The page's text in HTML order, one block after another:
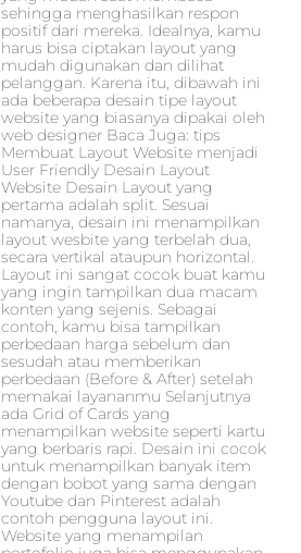
sehingga menghasilkan respon
positif dari mereka. Idealnya, kamu
harus bisa ciptakan layout yang
mudah digunakan dan dilihat
pelanggan. Karena itu, dibawah ini
ada beberapa desain tipe layout
website yang biasanya dipakai oleh
web designer Baca Juga: tips
Membuat Layout Website menjadi
User Friendly Desain Layout
Website Desain Layout yang
pertama adalah split. Sesuai
namanya, desain ini menampilkan
layout wesbite yang terbelah dua,
secara vertikal ataupun horizontal.
Layout ini sangat cocok buat kamu
yang ingin tampilkan dua macam
konten yang sejenis. Sebagai
contoh, kamu bisa tampilkan
perbedaan harga sebelum dan
sesudah atau memberikan
perbedaan (Before & After) setelah
memakai layananmu Selanjutnya
ada Grid of Cards yang
menampilkan website seperti kartu
yang berbaris rapi. Desain ini cocok
untuk menampilkan banyak item
dengan bobot yang sama dengan
Youtube dan Pinterest adalah
contoh pengguna layout ini.
Website yang menampilan